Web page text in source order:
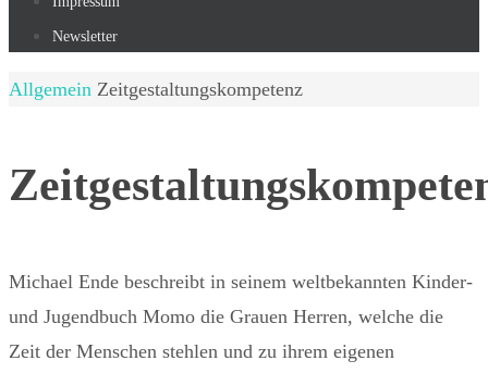
Newsletter
Start
Allgemein Zeitgestaltungskompetenz
Michael Ende beschreibt in seinem weltbekannten Kinder-
und Jugendbuch Momo die Grauen Herren, welche die
Zeit der Menschen stehlen und zu ihrem eigenen